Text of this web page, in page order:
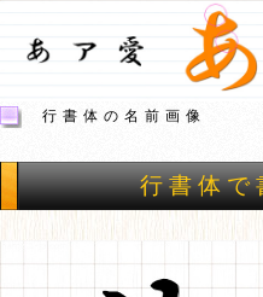
行書体の名前画像
行書体で